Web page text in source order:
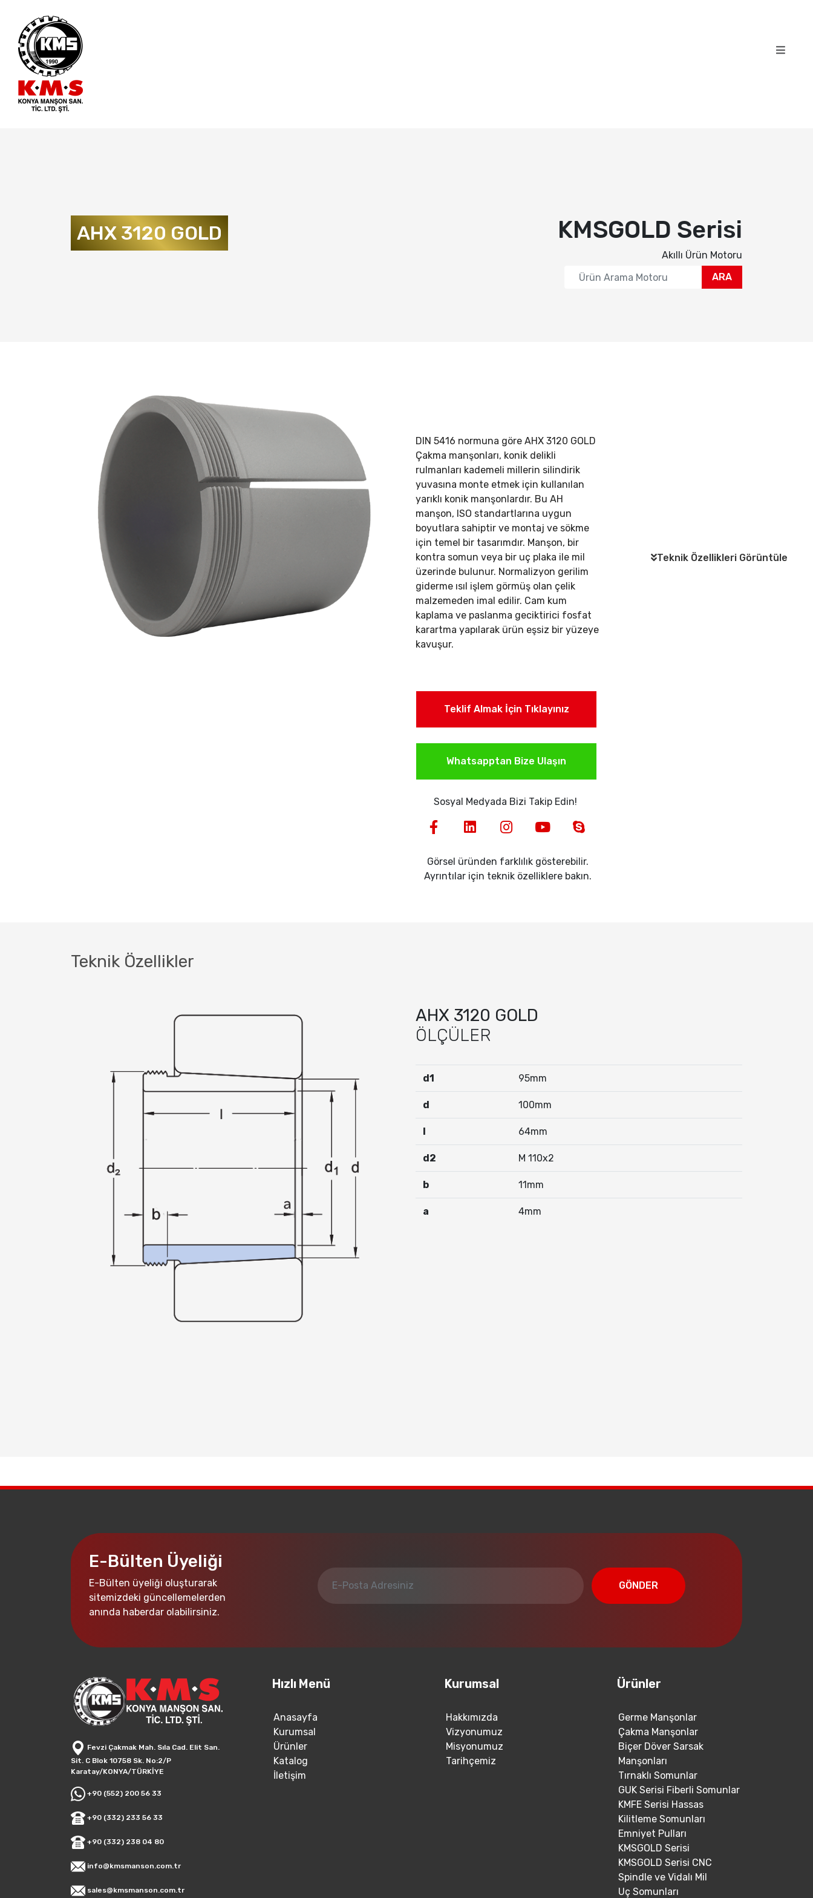
Teknik Özellikleri Görüntüle
AHX 3120 GOLD KMSGOLD Serisi
Akıllı Ürün Motoru
ARA
DIN 5416 normuna göre AHX 3120 GOLD
Çakma manşonları, konik delikli
rulmanları kademeli millerin silindirik
yuvasına monte etmek için kullanılan
yarıklı konik manşonlardır. Bu AH
manşon, ISO standartlarına uygun
boyutlara sahiptir ve montaj ve sökme
için temel bir tasarımdır. Manşon, bir
kontra somun veya bir uç plaka ile mil
üzerinde bulunur. Normalizyon gerilim
giderme ısıl işlem görmüş olan çelik
malzemeden imal edilir. Cam kum
kaplama ve paslanma geciktirici fosfat
karartma yapılarak ürün eşsiz bir yüzeye
kavuşur.
Teklif Almak İçin Tıklayınız
Whatsapptan Bize Ulaşın
Sosyal Medyada Bizi Takip Edin!
Görsel üründen farklılık gösterebilir.
Ayrıntılar için teknik özelliklere bakın.
Teknik Özellikler
AHX 3120 GOLD
ÖLÇÜLER
d1 95mm
d 100mm
I 64mm
d2 M 110x2
b 11mm
a 4mm
E-Bülten Üyeliği
E-Bülten üyeliği oluşturarak
sitemizdeki güncellemelerden
anında haberdar olabilirsiniz.
GÖNDER
Fevzi Çakmak Mah. Sıla Cad. Elit San.
Sit. C Blok 10758 Sk. No:2/P
Karatay/KONYA/TÜRKİYE
+90 (552) 200 56 33
+90 (332) 233 56 33
+90 (332) 238 04 80
info@kmsmanson.com.tr
sales@kmsmanson.com.tr
Hızlı Menü
Anasayfa
Kurumsal
Ürünler
Katalog
İletişim
Kurumsal
Hakkımızda
Vizyonumuz
Misyonumuz
Tarihçemiz
Ürünler
Germe Manşonlar
Çakma Manşonlar
Biçer Döver Sarsak
Manşonları
Tırnaklı Somunlar
GUK Serisi Fiberli Somunlar
KMFE Serisi Hassas
Kilitleme Somunları
Emniyet Pulları
KMSGOLD Serisi
KMSGOLD Serisi CNC
Spindle ve Vidalı Mil
Uç Somunları